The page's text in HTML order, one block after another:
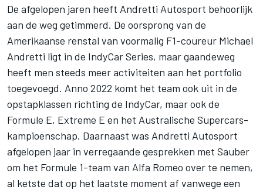
De afgelopen jaren heeft Andretti Autosport behoorlijk
aan de weg getimmerd. De oorsprong van de
Amerikaanse renstal van voormalig F1-coureur Michael
Andretti ligt in de IndyCar Series, maar gaandeweg
heeft men steeds meer activiteiten aan het portfolio
toegevoegd. Anno 2022 komt het team ook uit in de
opstapklassen richting de IndyCar, maar ook de
Formule E, Extreme E en het Australische Supercars-
kampioenschap. Daarnaast was Andretti Autosport
afgelopen jaar in verregaande gesprekken met Sauber
om het Formule 1-team van Alfa Romeo over te nemen,
al ketste dat op het laatste moment af vanwege een